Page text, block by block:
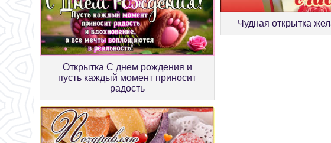
Открытка С днем рождения и
пусть каждый момент приносит
радость
Чудная открытка